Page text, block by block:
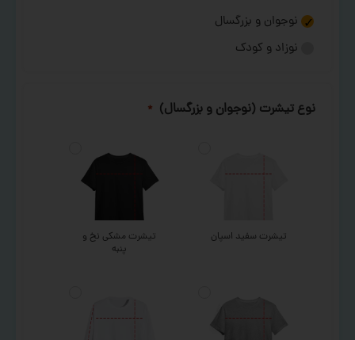
نوجوان و بزرگسال
نوزاد و کودک
نوع تیشرت (نوجوان و بزرگسال) *
تیشرت سفید اسپان
تیشرت مشکی نخ و
پنبه